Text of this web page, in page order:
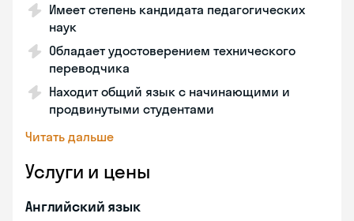
Имеет степень кандидата педагогических
наук
Обладает удостоверением технического
переводчика
Находит общий язык с начинающими и
продвинутыми студентами
Читать дальше
Услуги и цены
Английский язык